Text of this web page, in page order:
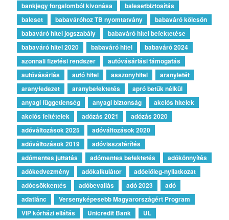
bankjegy forgalomból kivonása
balesetbiztosítás
baleset
babaváróhoz TB nyomtatvány
babaváró kölcsön
babaváró hitel jogszabály
babaváró hitel befektetése
babaváró hitel 2020
babaváró hitel
babaváró 2024
azonnali fizetési rendszer
autóvásárlási támogatás
autóvásárlás
autó hitel asszonyhitel
aranyletét
aranyfedezet
aranybefektetés
apró betűk nélkül
anyagi függetlenség
anyagi biztonság
akciós hitelek
akciós feltételek
adózás 2021
adózás 2020
adóváltozások 2025
adóváltozások 2020
adóváltozások 2019
adóvisszatérítés
adómentes juttatás
adómentes befektetés
adókönnyítés
adókedvezmény
adókalkulátor
adóelőleg-nyilatkozat
adócsökkentés
adóbevallás adó 2023
adó
adatlánc
Versenyképesebb Magyarországért Program
VIP kórházi ellátás
Unicredit Bank
UL